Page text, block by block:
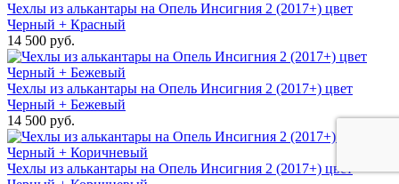
Чехлы из алькантары на Опель Инсигния 2 (2017+) цвет
Черный + Красный
14 500 руб.
Чехлы из алькантары на Опель Инсигния 2 (2017+) цвет
Черный + Бежевый
14 500 руб.
Чехлы из алькантары на Опель Инсигния 2 (2017+) цвет